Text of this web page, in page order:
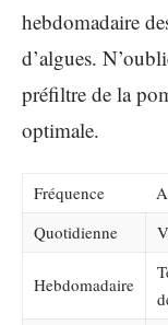
hebdomadaire
d’algues.
préfiltre de la
optimale.
Fréquence
Quotidienne
Hebdomadaire